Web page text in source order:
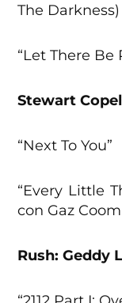
The Darkness)
“Let There Be
Stewart
“Next To You”
“Every Little
con Gaz
Rush: Geddy